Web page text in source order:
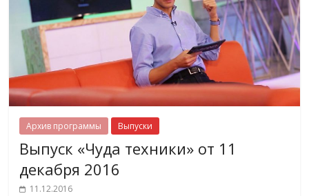
Архив программы Выпуски
Выпуск «Чуда техники» от 11
декабря 2016
11.12.2016